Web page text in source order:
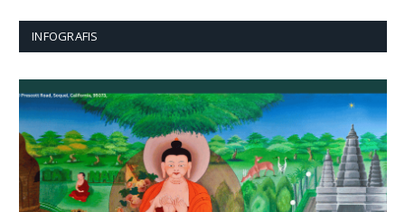
INFOGRAFIS